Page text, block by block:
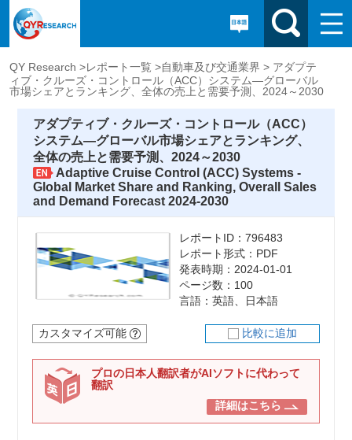
QY Research >レポート一覧 >自動車及び交通業界 > アダプテ
ィブ・クルーズ・コントロール（ACC）システム―グローバル
市場シェアとランキング、全体の売上と需要予測、2024～2030
アダプティブ・クルーズ・コントロール（ACC）
システム―グローバル市場シェアとランキング、
全体の売上と需要予測、2024～2030
Adaptive Cruise Control (ACC) Systems -
Global Market Share and Ranking, Overall Sales
and Demand Forecast 2024-2030
レポートID：796483
レポート形式：PDF
発表時期：2024-01-01
ページ数：100
言語：英語、日本語
カスタマイズ可能 比較に追加
プロの日本人翻訳者がAIソフトに代わって
翻訳
詳細はこちら